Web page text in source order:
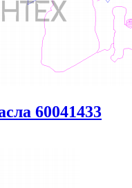
60041433